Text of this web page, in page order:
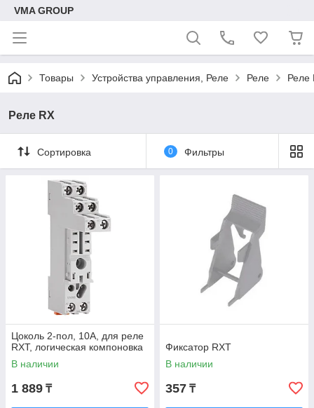
VMA GROUP
Товары Устройства управления, Реле Реле Реле
Реле RX
Сортировка 0 Фильтры
Цоколь 2-пол, 10А, для реле
RXT, логическая компоновка
В наличии
1 889 ₸
Фиксатор RXT
В наличии
357 ₸